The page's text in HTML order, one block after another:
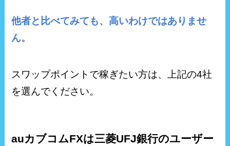
他者と比べてみても、高いわけではありませ
ん。
スワップポイントで稼ぎたい方は、上記の4社
を選んでください。
auカブコムFXは三菱UFJ銀行のユーザー